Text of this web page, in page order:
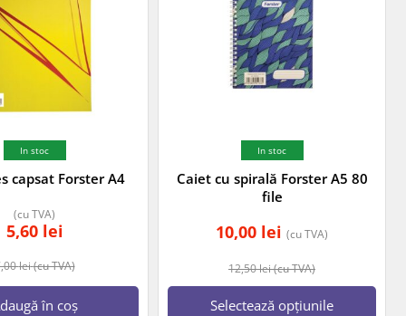
In stoc
capsat Forster A4
lei(cu TVA)
5,60 lei
(cu TVA)
în coș
In stoc
Caiet cu spirală Forster A5 80
file
12,50lei(cu TVA)
10,00 lei (cu TVA)
Selectează opțiunile